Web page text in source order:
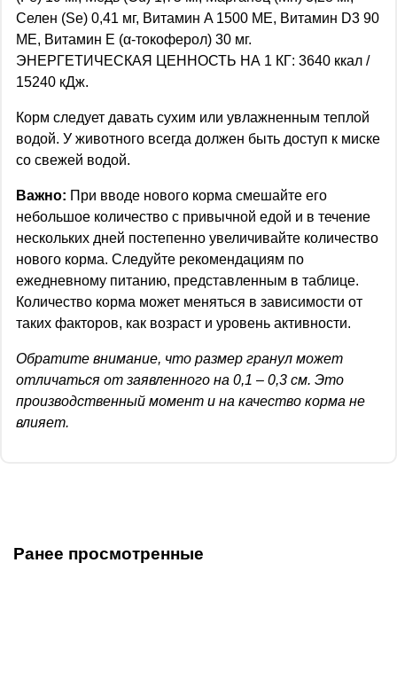
Селен (Se) 0,41 мг, Витамин A 1500 МЕ, Витамин D3 90
МЕ, Витамин E (α-токоферол) 30 мг.
ЭНЕРГЕТИЧЕСКАЯ ЦЕННОСТЬ НА 1 КГ: 3640 ккал /
15240 кДж.
Корм следует давать сухим или увлажненным теплой
водой. У животного всегда должен быть доступ к миске
со свежей водой.
Важно: При вводе нового корма смешайте его
небольшое количество с привычной едой и в течение
нескольких дней постепенно увеличивайте количество
нового корма. Следуйте рекомендациям по
ежедневному питанию, представленным в таблице.
Количество корма может меняться в зависимости от
таких факторов, как возраст и уровень активности.
Обратите внимание, что размер гранул может
отличаться от заявленного на 0,1 – 0,3 см. Это
производственный момент и на качество корма не
влияет.
Ранее просмотренные